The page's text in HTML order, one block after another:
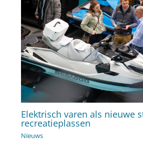
Elektrisch varen als nieuwe
recreatieplassen
Nieuws